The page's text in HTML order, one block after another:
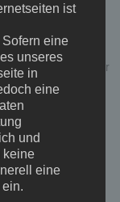
wir in der
Dauer der Prüfung
Verarbeitung Ihrer
Daten
Sie statt der
nicht mehr
oder
ist
eine
unseres
in
eine
und
keine
eine